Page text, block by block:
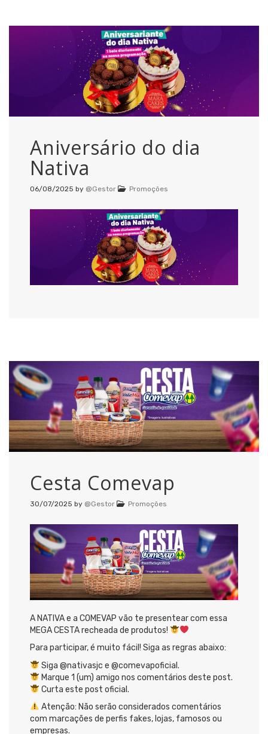
Aniversário do dia
Nativa
06/08/2025 by @Gestor Promoções
Cesta Comevap
30/07/2025 by @Gestor Promoções
A NATIVA e a COMEVAP vão te presentear com essa
MEGA CESTA recheada de produtos!
Para participar, é muito fácil! Siga as regras abaixo:
Siga @nativasjc e @comevapoficial.
Marque 1 (um) amigo nos comentários deste post.
Curta este post oficial.
Atenção: Não serão considerados comentários
com marcações de perfis fakes, lojas, famosos ou
empresas.